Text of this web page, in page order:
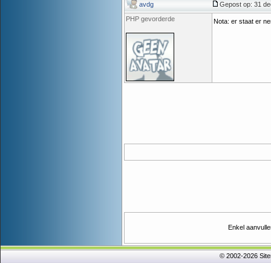
avdg
Gepost op: 31
PHP gevorderde
Nota: er staat er
Enkel
© 2002-2026